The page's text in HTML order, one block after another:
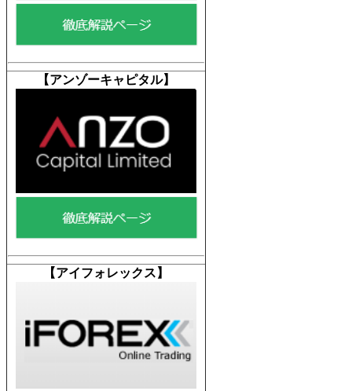
【アンゾーキャピタル】
【アイフォレックス】